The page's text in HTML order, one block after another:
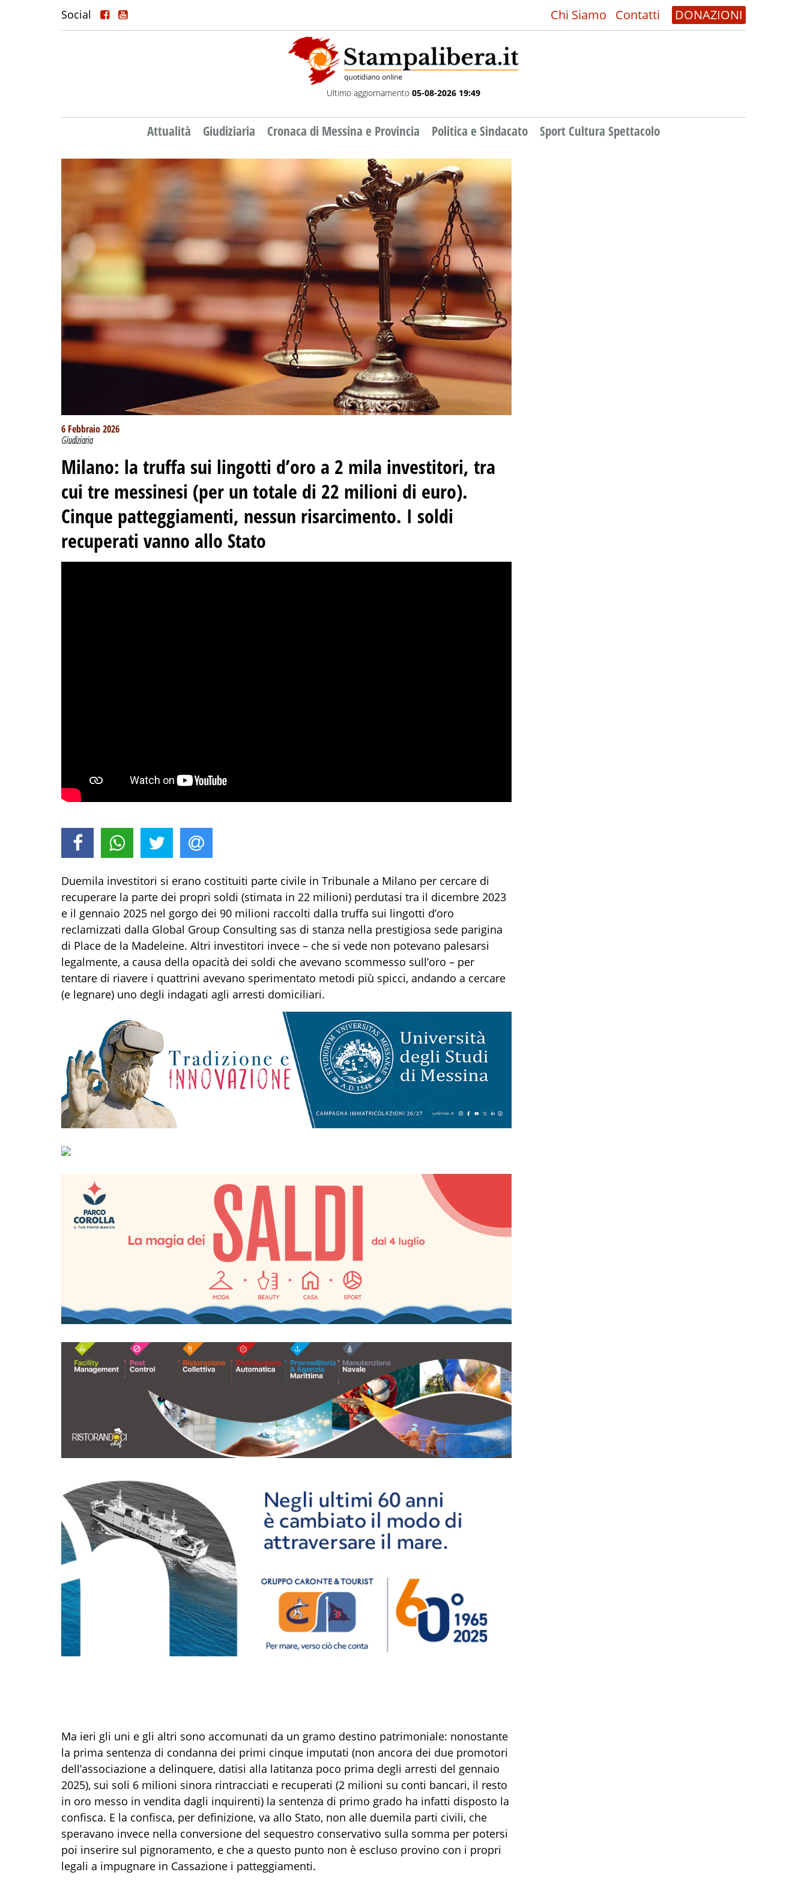
Social Chi Siamo Contatti DONAZIONI
Ultimo aggiornamento 05-08-2026 19:49
Attualità Giudiziaria Cronaca di Messina e Provincia Politica e Sindacato Sport Cultura Spettacolo
6 Febbraio 2026
Giudiziaria
Milano: la truffa sui lingotti d’oro a 2 mila investitori, tra
cui tre messinesi (per un totale di 22 milioni di euro).
Cinque patteggiamenti, nessun risarcimento. I soldi
recuperati vanno allo Stato
Duemila investitori si erano costituiti parte civile in Tribunale a Milano per cercare di
recuperare la parte dei propri soldi (stimata in 22 milioni) perdutasi tra il dicembre 2023
e il gennaio 2025 nel gorgo dei 90 milioni raccolti dalla truffa sui lingotti d’oro
reclamizzati dalla Global Group Consulting sas di stanza nella prestigiosa sede parigina
di Place de la Madeleine. Altri investitori invece – che si vede non potevano palesarsi
legalmente, a causa della opacità dei soldi che avevano scommesso sull’oro – per
tentare di riavere i quattrini avevano sperimentato metodi più spicci, andando a cercare
(e legnare) uno degli indagati agli arresti domiciliari.
Ma ieri gli uni e gli altri sono accomunati da un gramo destino patrimoniale: nonostante
la prima sentenza di condanna dei primi cinque imputati (non ancora dei due promotori
dell’associazione a delinquere, datisi alla latitanza poco prima degli arresti del gennaio
2025), sui soli 6 milioni sinora rintracciati e recuperati (2 milioni su conti bancari, il resto
in oro messo in vendita dagli inquirenti) la sentenza di primo grado ha infatti disposto la
confisca. E la confisca, per definizione, va allo Stato, non alle duemila parti civili, che
speravano invece nella conversione del sequestro conservativo sulla somma per potersi
poi inserire sul pignoramento, e che a questo punto non è escluso provino con i propri
legali a impugnare in Cassazione i patteggiamenti.